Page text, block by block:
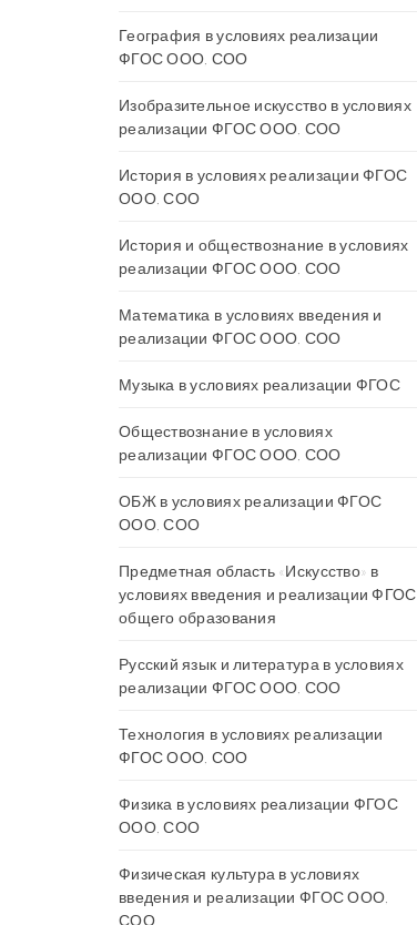
География в условиях реализации
ФГОС ООО, СОО
Изобразительное искусство в условиях
реализации ФГОС ООО, СОО
История в условиях реализации ФГОС
ООО, СОО
История и обществознание в условиях
реализации ФГОС ООО, СОО
Математика в условиях введения и
реализации ФГОС ООО, СОО
Музыка в условиях реализации ФГОС
Обществознание в условиях
реализации ФГОС ООО, СОО
ОБЖ в условиях реализации ФГОС
ООО, СОО
Предметная область «Искусство» в
условиях введения и реализации ФГОС
общего образования
Русский язык и литература в условиях
реализации ФГОС ООО, СОО
Технология в условиях реализации
ФГОС ООО, СОО
Физика в условиях реализации ФГОС
ООО, СОО
Физическая культура в условиях
введения и реализации ФГОС ООО,
СОО